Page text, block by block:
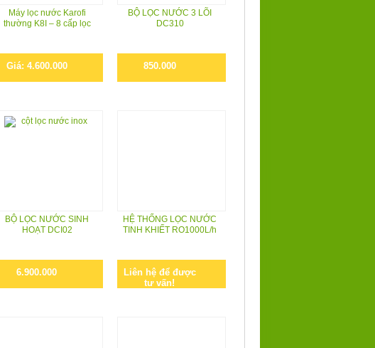
Máy lọc nước Karofi
thường K8I – 8 cấp lọc
Giá: 4.600.000
BỘ LỌC NƯỚC 3 LÕI
DC310
850.000
BỘ LỌC NƯỚC SINH
HOẠT DCI02
6.900.000
HỆ THỐNG LỌC NƯỚC
TINH KHIẾT RO1000L/h
Liên hệ để được
tư vấn!